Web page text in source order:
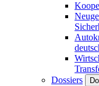
Dossiers